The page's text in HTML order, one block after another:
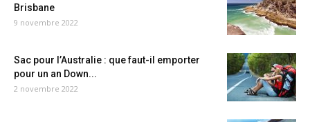
Brisbane
9 novembre 2022
Sac pour l’Australie : que faut-il emporter
pour un an Down...
2 novembre 2022